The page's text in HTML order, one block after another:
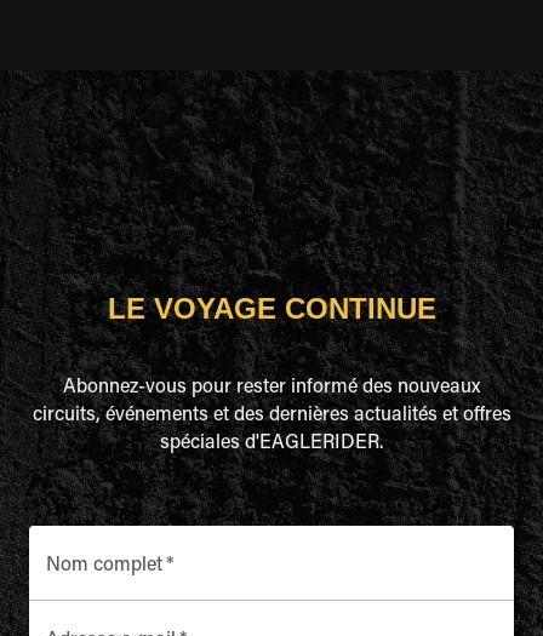
LE VOYAGE CONTINUE
Abonnez-vous pour rester informé des nouveaux
circuits, événements et des dernières actualités et offres
spéciales d'EAGLERIDER.
Nom complet*